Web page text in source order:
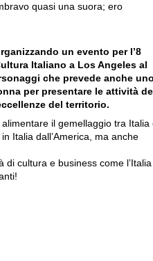
quasi una suora; ero
un evento per l’8
Italiano a Los Angeles al
che prevede anche
per presentare le attività
del territorio.
il gemellaggio tra Italia
Italia dall’America, ma anche
di cultura e business come